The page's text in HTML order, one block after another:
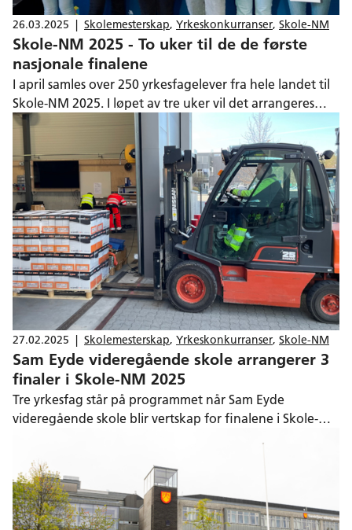
26.03.2025 | Skolemesterskap, Yrkeskonkurranser, Skole-NM
Skole-NM 2025 - To uker til de de første
nasjonale finalene
I april samles over 250 yrkesfagelever fra hele landet til
Skole-NM 2025. I løpet av tre uker vil det arrangeres
konkurranser i 25 ulike yrkesfag ved 10 arrangørskoler.
27.02.2025 | Skolemesterskap, Yrkeskonkurranser, Skole-NM
Sam Eyde videregående skole arrangerer 3
finaler i Skole-NM 2025
Tre yrkesfag står på programmet når Sam Eyde
videregående skole blir vertskap for finalene i Skole-NM